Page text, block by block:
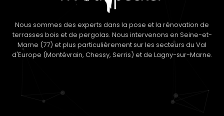
Nous sommes des experts dans la pose et la rénovation de
terrasses bois et de pergolas. Nous intervenons en Seine-et-
Marne (77) et plus particulièrement sur les secteurs du Val
d'Europe (Montévrain, Chessy, Serris) et de Lagny-sur-Marne.